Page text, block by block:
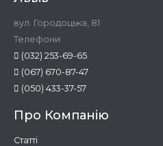
вул. Городоцька, 81
Телефони:
(032) 253-69-65
(067) 670-87-47
(050) 433-37-57
Про Компанію
Статті